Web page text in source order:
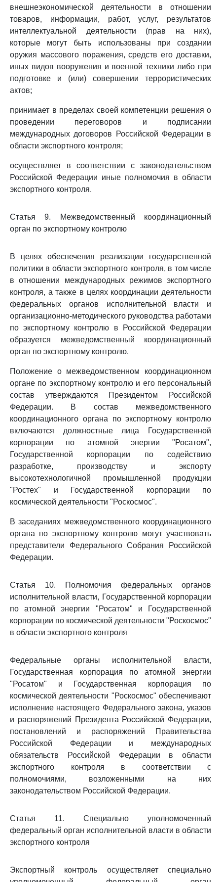
внешнеэкономической деятельности в отношении
товаров, информации, работ, услуг, результатов
интеллектуальной деятельности (прав на них),
которые могут быть использованы при создании
оружия массового поражения, средств его доставки,
иных видов вооружения и военной техники либо при
подготовке и (или) совершении террористических
актов;
принимает в пределах своей компетенции решения о
проведении переговоров и подписании
международных договоров Российской Федерации в
области экспортного контроля;
осуществляет в соответствии с законодательством
Российской Федерации иные полномочия в области
экспортного контроля.
Статья 9. Межведомственный координационный
орган по экспортному контролю
В целях обеспечения реализации государственной
политики в области экспортного контроля, в том числе
в отношении международных режимов экспортного
контроля, а также в целях координации деятельности
федеральных органов исполнительной власти и
организационно-методического руководства работами
по экспортному контролю в Российской Федерации
образуется межведомственный координационный
орган по экспортному контролю.
Положение о межведомственном координационном
органе по экспортному контролю и его персональный
состав утверждаются Президентом Российской
Федерации. В состав межведомственного
координационного органа по экспортному контролю
включаются должностные лица Государственной
корпорации по атомной энергии "Росатом",
Государственной корпорации по содействию
разработке, производству и экспорту
высокотехнологичной промышленной продукции
"Ростех" и Государственной корпорации по
космической деятельности "Роскосмос".
В заседаниях межведомственного координационного
органа по экспортному контролю могут участвовать
представители Федерального Собрания Российской
Федерации.
Статья 10. Полномочия федеральных органов
исполнительной власти, Государственной корпорации
по атомной энергии "Росатом" и Государственной
корпорации по космической деятельности "Роскосмос"
в области экспортного контроля
Федеральные органы исполнительной власти,
Государственная корпорация по атомной энергии
"Росатом" и Государственная корпорация по
космической деятельности "Роскосмос" обеспечивают
исполнение настоящего Федерального закона, указов
и распоряжений Президента Российской Федерации,
постановлений и распоряжений Правительства
Российской Федерации и международных
обязательств Российской Федерации в области
экспортного контроля в соответствии с
полномочиями, возложенными на них
законодательством Российской Федерации.
Статья 11. Специально уполномоченный
федеральный орган исполнительной власти в области
экспортного контроля
Экспортный контроль осуществляет специально